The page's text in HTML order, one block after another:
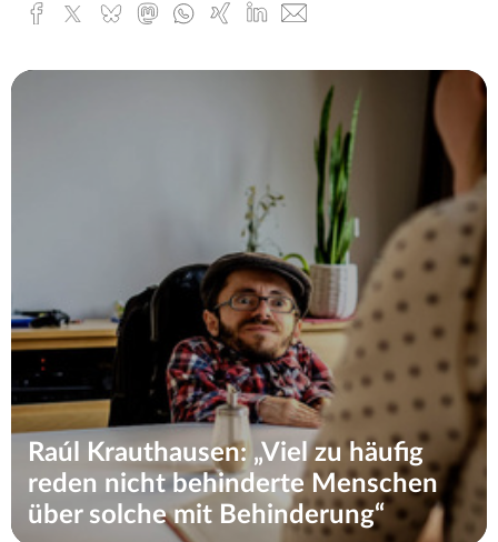
Facebook
x.com BlueskyMastodonWhatsapp
Xing
Linked
Raúl Krauthausen: „Viel zu häufig
reden nicht behinderte Menschen
über solche mit Behinderung“